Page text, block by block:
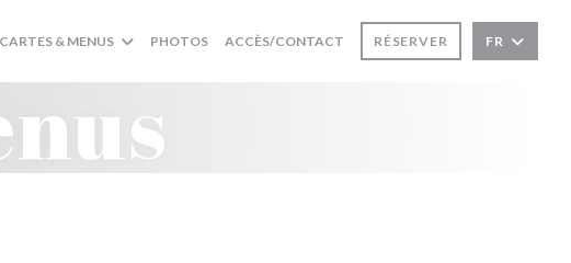
CARTES & MENUS PHOTOS ACCÈS/CONTACT RÉSERVER FR